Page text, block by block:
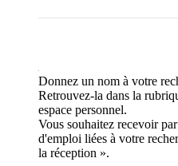
Donnez un nom à votre
Retrouvez-la dans la
espace personnel.
Vous souhaitez recevoir
d'emploi liées à votre
la réception ».